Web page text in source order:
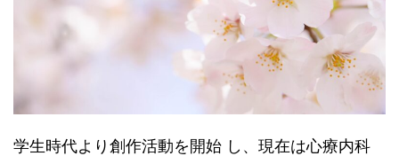
学生時代より創作活動を開始 し、現在は心療内科